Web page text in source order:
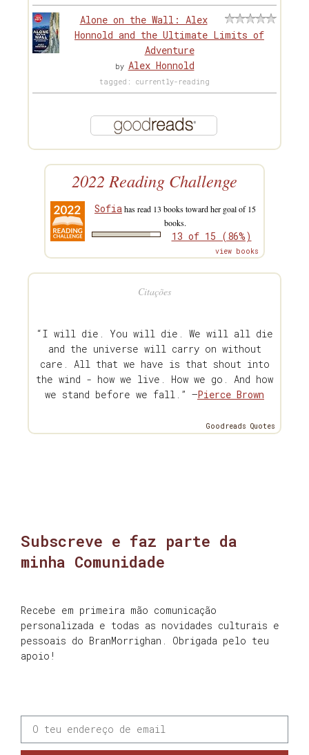
Alone on the Wall: Alex
Honnold and the Ultimate Limits of
Adventure
by Alex Honnold
tagged: currently-reading
2022 Reading Challenge
Sofiahas read 13 books toward her goal of 15
books.
13 of 15 (86%)
view books
Citações
“I will die. You will die. We will all die
and the universe will carry on without
care. All that we have is that shout into
the wind - how we live. How we go. And how
we stand before we fall.” —Pierce Brown
Goodreads Quotes
Subscreve e faz parte da
minha Comunidade
Recebe em primeira mão comunicação
personalizada e todas as novidades culturais e
pessoais do BranMorrighan. Obrigada pelo teu
apoio!